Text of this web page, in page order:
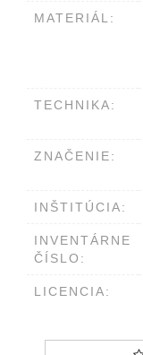
MATERIÁL:
TECHNIKA:
ZNAČENIE:
INŠTITÚCIA:
INVENTÁRNE
ČÍSLO:
LICENCIA: